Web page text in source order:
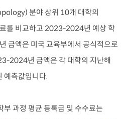
분야 상위 10개 대학의
를 비교하고 2023-2024년 예상 학
금액은 미국 교육부에서 공식적으로
2024년 금액은 각 대학의 지난해
예측값입니다.
과정 평균 등록금 및 수수료는